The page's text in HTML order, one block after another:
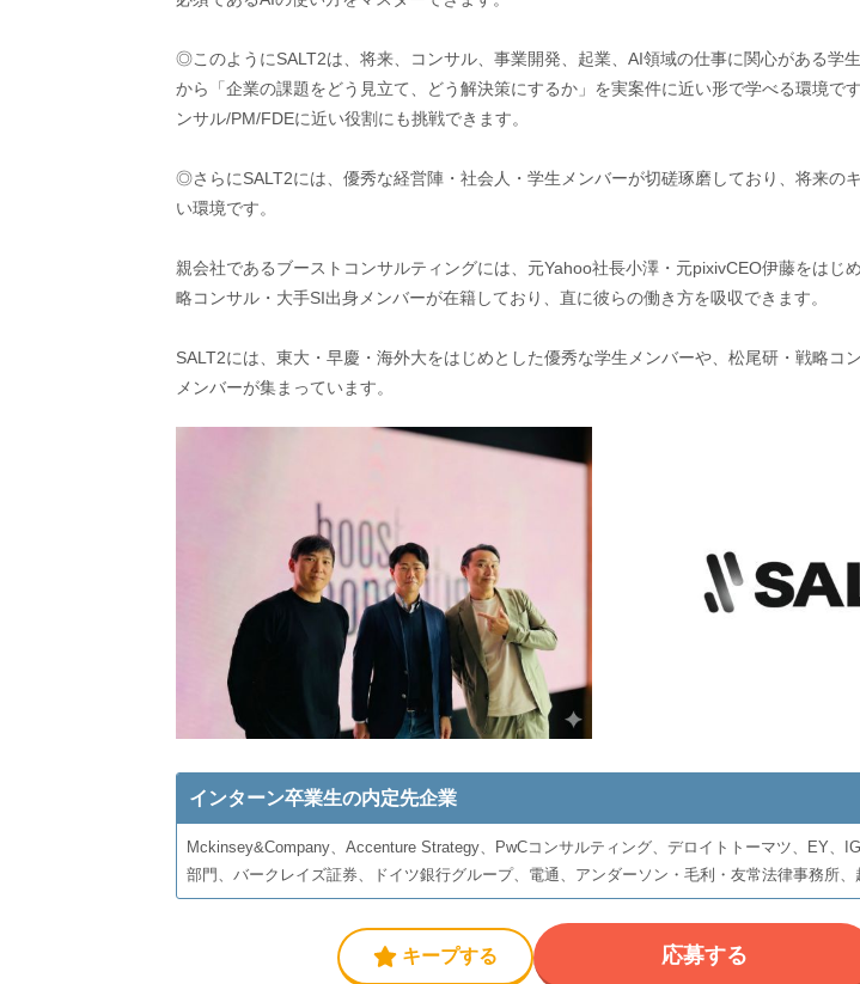
◎このようにSALT2は、将来、コンサル、事業開発、起業、AI領域の仕事に関心がある学
から「企業の課題をどう見立て、どう解決策にするか」を実案件に近い形で学べる環境で
ンサル/PM/FDEに近い役割にも挑戦できます。
◎さらにSALT2には、優秀な経営陣・社会人・学生メンバーが切磋琢磨しており、将来の
い環境です。
親会社であるブーストコンサルティングには、元Yahoo社長小澤・元pixivCEO伊藤をはじ
略コンサル・大手SI出身メンバーが在籍しており、直に彼らの働き方を吸収できます。
SALT2には、東大・早慶・海外大をはじめとした優秀な学生メンバーや、松尾研・戦略コ
メンバーが集まっています。
インターン卒業生の内定先企業
Mckinsey&Company、Accenture Strategy、PwCコンサルティング、デロイトトーマツ、EY、
部門、バークレイズ証券、ドイツ銀行グループ、電通、アンダーソン・毛利・友常法律事務所、
キープする 応募する